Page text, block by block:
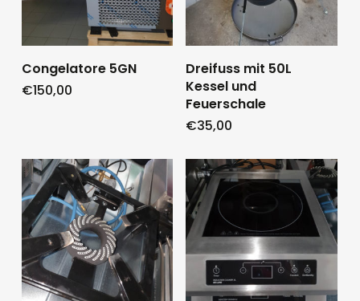
Congelatore 5GN
€150,00
Dreifuss mit 50L
Kessel und
Feuerschale
€35,00